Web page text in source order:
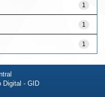
1
1
1
Digital - GID